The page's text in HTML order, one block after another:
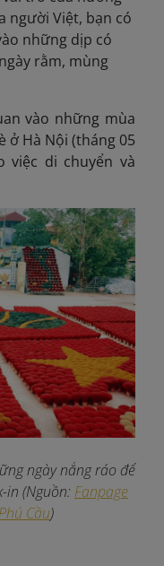
người Việt, bạn có
những dịp có
rằm, mùng
vào những mùa
Hà Nội (tháng 05
việc di chuyển và
ngày nắng ráo để
in (Nguồn: Fanpage
Cầu)